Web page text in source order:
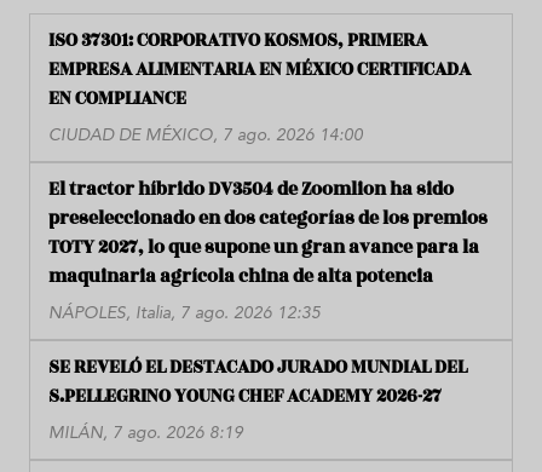
ISO 37301: CORPORATIVO KOSMOS, PRIMERA
EMPRESA ALIMENTARIA EN MÉXICO CERTIFICADA
EN COMPLIANCE
CIUDAD DE MÉXICO, 7 ago. 2026 14:00
El tractor híbrido DV3504 de Zoomlion ha sido
preseleccionado en dos categorías de los premios
TOTY 2027, lo que supone un gran avance para la
maquinaria agrícola china de alta potencia
NÁPOLES, Italia, 7 ago. 2026 12:35
SE REVELÓ EL DESTACADO JURADO MUNDIAL DEL
S.PELLEGRINO YOUNG CHEF ACADEMY 2026-27
MILÁN, 7 ago. 2026 8:19